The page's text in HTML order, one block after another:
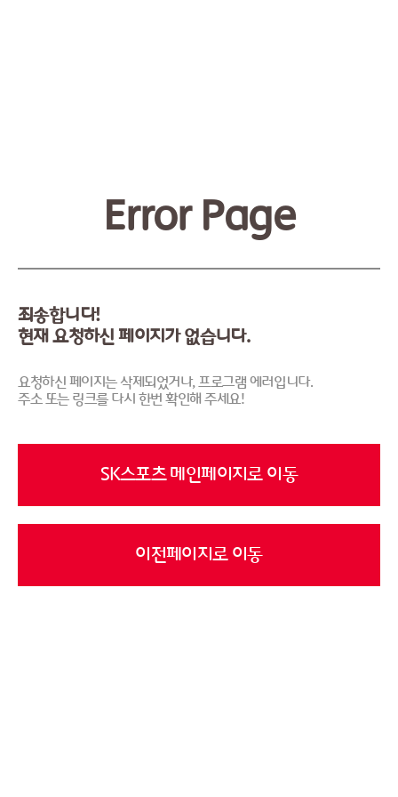
Error Page
죄송합니다!
현재 요청하신 페이지가 없습니다.
요청하신 페이지는 삭제되었거나, 프로그램 에러입니다.
주소 또는 링크를 다시 한번 확인해 주세요!
SK스포츠 메인페이지로 이동
이전페이지로 이동